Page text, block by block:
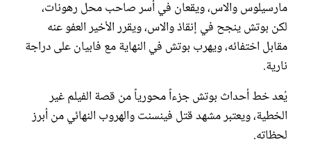
مارسيلوس والاس، ويقعان في أسر صاحب محل رهونات،
لكن بوتش ينجح في إنقاذ والاس، ويقرر الأخير العفو عنه
مقابل اختفائه، ويهرب بوتش في النهاية مع فابيان على دراجة
نارية.
يُعد خط أحداث بوتش جزءاً محورياً من قصة الفيلم غير
الخطية، ويعتبر مشهد قتل فينسنت والهروب النهائي من أبرز
لحظاته.